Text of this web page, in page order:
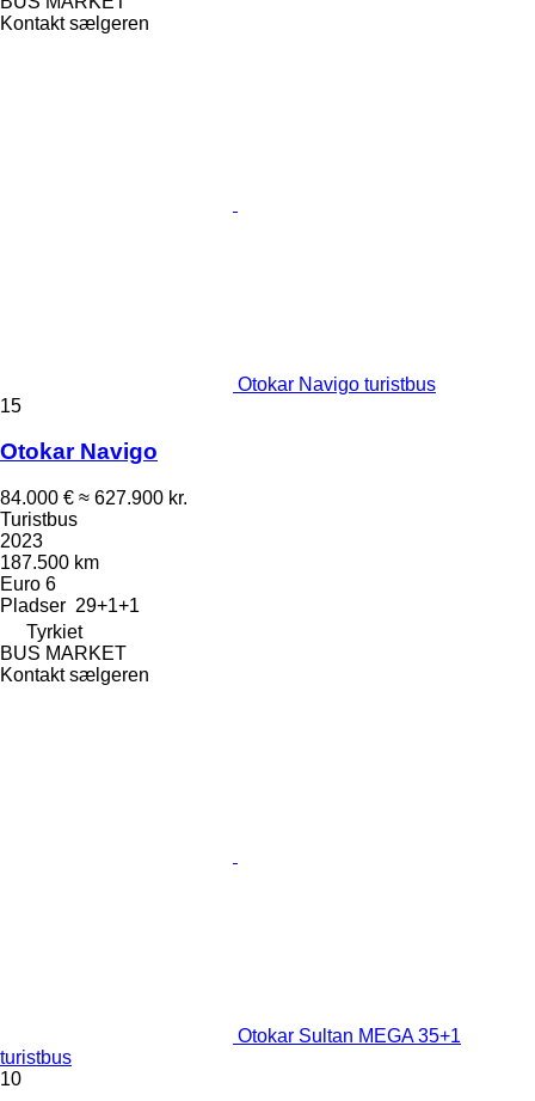
Kontakt sælgeren
Otokar Navigo turistbus
15
Otokar Navigo
84.000 € ≈ 627.900 kr.
Turistbus
2023
187.500 km
Euro 6
Pladser 29+1+1
Tyrkiet
BUS MARKET
Kontakt sælgeren
Otokar Sultan MEGA 35+1
turistbus
10